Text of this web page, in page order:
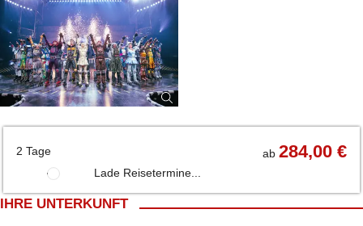
2 Tage ab284,00 €
Lade Reisetermine...
IHRE UNTERKUNFT